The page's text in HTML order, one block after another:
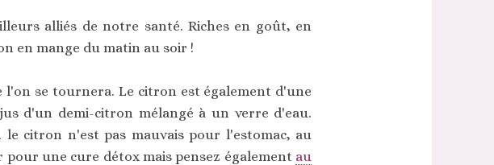
alliés de notre santé. Riches en goût, en
en mange du matin au soir !
l'on se tournera. Le citron est également d'une
d'un demi-citron mélangé à un verre d'eau.
citron n'est pas mauvais pour l'estomac, au
une cure détox mais pensez également au